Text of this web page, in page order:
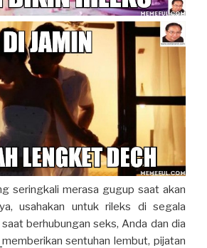
seringkali merasa gugup saat akan
usahakan untuk rileks di segala
berhubungan seks, Anda dan dia
memberikan sentuhan lembut, pijatan